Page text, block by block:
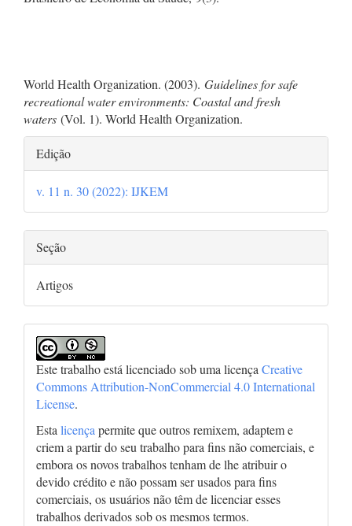
World Health Organization. (2003). Guidelines for safe
recreational water environments: Coastal and fresh
waters (Vol. 1). World Health Organization.
Detalhes
do
artigo
Edição
v. 11 n. 30 (2022): IJKEM
Seção
Artigos
Este trabalho está licenciado sob uma licença Creative
Commons Attribution-NonCommercial 4.0 International
License.
Esta licença permite que outros remixem, adaptem e
criem a partir do seu trabalho para fins não comerciais, e
embora os novos trabalhos tenham de lhe atribuir o
devido crédito e não possam ser usados para fins
comerciais, os usuários não têm de licenciar esses
trabalhos derivados sob os mesmos termos.